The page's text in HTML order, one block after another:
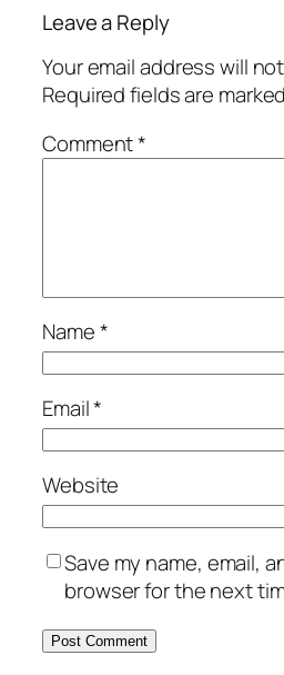
Leave a Reply
Your email address will
Required fields are
Comment*
Name*
Email*
Website
Save my name, email,
browser for the next